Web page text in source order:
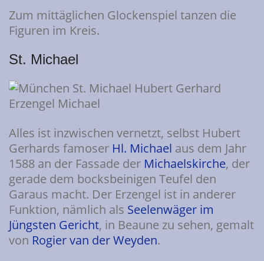
Zum mittäglichen Glockenspiel tanzen die
Figuren im Kreis.
St. Michael
Alles ist inzwischen vernetzt, selbst Hubert
Gerhards famoser Hl. Michael aus dem Jahr
1588 an der Fassade der Michaelskirche, der
gerade dem bocksbeinigen Teufel den
Garaus macht. Der Erzengel ist in anderer
Funktion, nämlich als Seelenwäger im
Jüngsten Gericht, in Beaune zu sehen, gemalt
von Rogier van der Weyden.